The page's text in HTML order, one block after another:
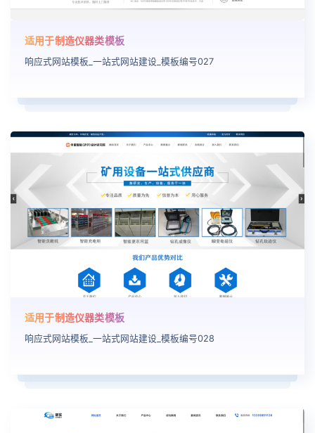
适用于制造仪器类模板
响应式网站模板_一站式网站建设_模板编号027
适用于制造仪器类模板
响应式网站模板_一站式网站建设_模板编号028